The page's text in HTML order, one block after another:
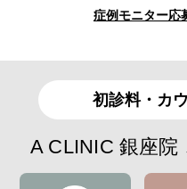
症例モニター応
初診料・カ
A CLINIC 銀座